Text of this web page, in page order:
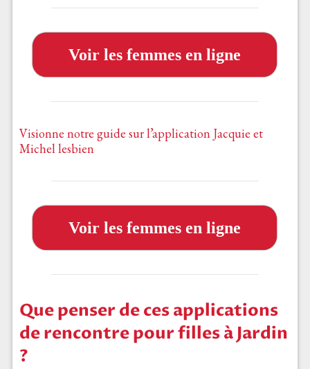
Voir les femmes en ligne
Visionne notre guide sur l’application Jacquie et
Michel lesbien
Voir les femmes en ligne
Que penser de ces applications
de rencontre pour filles à Jardin
?